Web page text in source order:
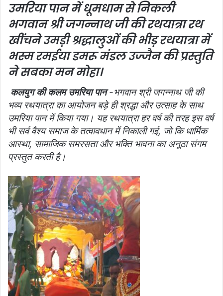
उमरिया पान में धूमधाम से निकली
भगवान श्री जगन्नाथ जी की रथयात्रा रथ
खींचने उमड़ी श्रद्धालुओं की भीड़ रथयात्रा में
भस्म रमईया डमरू मंडल उज्जैन की प्रस्तुति
ने सबका मन मोहा।
कलयुग की कलम उमरिया पान-भगवान श्री जगन्नाथ जी की
भव्य रथयात्रा का आयोजन बड़े ही श्रद्धा और उत्साह के साथ
उमरिया पान में किया गया। यह रथयात्रा हर वर्ष की तरह इस वर्ष
भी सर्व वैश्य समाज के तत्वावधान में निकाली गई, जो कि धार्मिक
आस्था, सामाजिक समरसता और भक्ति भावना का अनूठा संगम
प्रस्तुत करती है।